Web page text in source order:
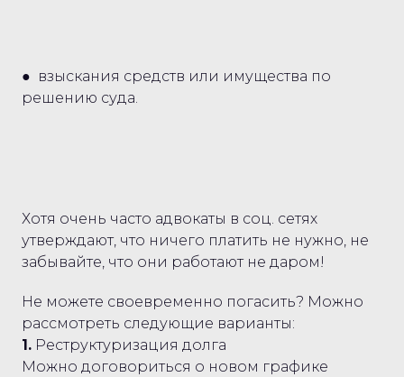
● взыскания средств или имущества по
решению суда.
Хотя очень часто адвокаты в соц. сетях
утверждают, что ничего платить не нужно, не
забывайте, что они работают не даром!
Не можете своевременно погасить? Можно
рассмотреть следующие варианты:
1. Реструктуризация долга
Можно договориться о новом графике